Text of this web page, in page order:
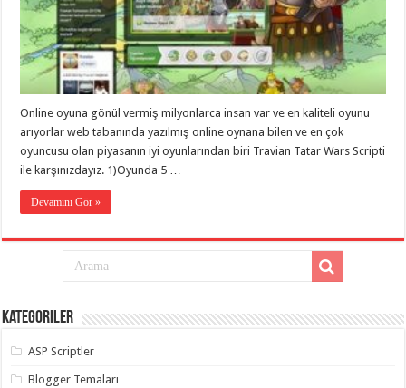
taşımacılık,
evden
taşımacılık,
gaziantep
evden
gaziantep
evden
taşımacılık,
gaziantep
taşımacılık,
evden
taşımacılık,
gaziantep
taşıma,
evden
Online oyuna gönül vermiş milyonlarca insan var ve en kaliteli oyunu
arıyorlar web tabanında yazılmış online oynana bilen ve en çok
oyuncusu olan piyasanın iyi oyunlarından biri Travian Tatar Wars Scripti
ile karşınızdayız. 1)Oyunda 5 …
Devamını Gör »
Kategoriler
ASP Scriptler
Blogger Temaları